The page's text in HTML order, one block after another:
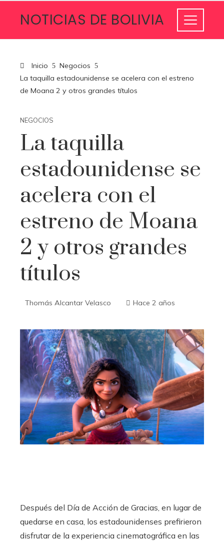
NOTICIAS DE BOLIVIA
Inicio
Negocios
La taquilla estadounidense se acelera con el estreno
de Moana 2 y otros grandes títulos
NEGOCIOS
La taquilla
estadounidense se
acelera con el
estreno de Moana
2 y otros grandes
títulos
Thomás Alcantar Velasco Hace 2 años
Después del Día de Acción de Gracias, en lugar de
quedarse en casa, los estadounidenses prefirieron
disfrutar de la experiencia cinematográfica en las